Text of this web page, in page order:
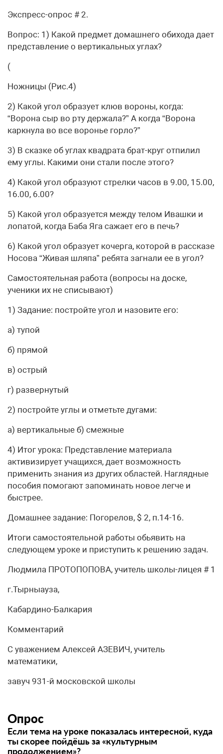
Экспресс-опрос # 2.
Вопрос: 1) Какой предмет домашнего обихода дает
представление о вертикальных углах?
(
Ножницы (Рис.4)
2) Какой угол образует клюв вороны, когда:
“Ворона сыр во рту держала?” А когда “Ворона
каркнула во все воронье горло?”
3) В сказке об углах квадрата брат-круг отпилил
ему углы. Какими они стали после этого?
4) Какой угол образуют стрелки часов в 9.00, 15.00,
16.00, 6.00?
5) Какой угол образуется между телом Ивашки и
лопатой, когда Баба Яга сажает его в печь?
6) Какой угол образует кочерга, которой в рассказе
Носова “Живая шляпа” ребята загнали ее в угол?
Самостоятельная работа (вопросы на доске,
ученики их не списывают)
1) Задание: постройте угол и назовите его:
а) тупой
б) прямой
в) острый
г) развернутый
2) постройте углы и отметьте дугами:
а) вертикальные б) смежные
4) Итог урока: Представление материала
активизирует учащихся, дает возможность
применить знания из других областей. Наглядные
пособия помогают запоминать новое легче и
быстрее.
Домашнее задание: Погорелов, $ 2, п.14-16.
Итоги самостоятельной работы обьявить на
следующем уроке и приступить к решению задач.
Людмила ПРОТОПОПОВА, учитель школы-лицея # 1
г.Тырныауза,
Кабардино-Балкария
Комментарий
С уважением Алексей АЗЕВИЧ, учитель
математики,
завуч 931-й московской школы
Опрос
Если тема на уроке показалась интересной, куда
ты скорее пойдёшь за «культурным
продолжением»?